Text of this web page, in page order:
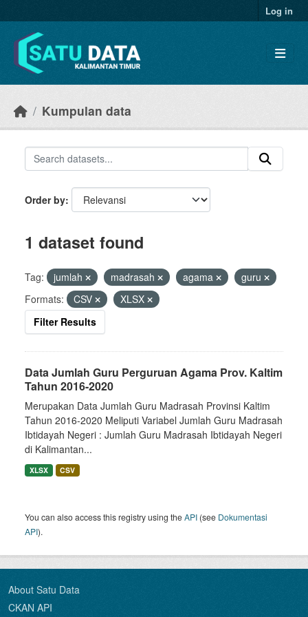
Log in
Kumpulan data
Order by
1 dataset found
Tag: jumlah madrasah agama
guru
Formats:
CSV
XLSX
Filter Results
Data Jumlah Guru Perguruan Agama Prov. Kaltim
Tahun 2016-2020
Merupakan Data Jumlah Guru Madrasah Provinsi Kaltim
Tahun 2016-2020 Meliputi Variabel Jumlah Guru Madrasah
Ibtidayah Negeri : Jumlah Guru Madrasah Ibtidayah Negeri
di Kalimantan...
XLSX CSV
You can also access this registry using theAPI (see Dokumentasi
API).
About Satu Data
CKAN API